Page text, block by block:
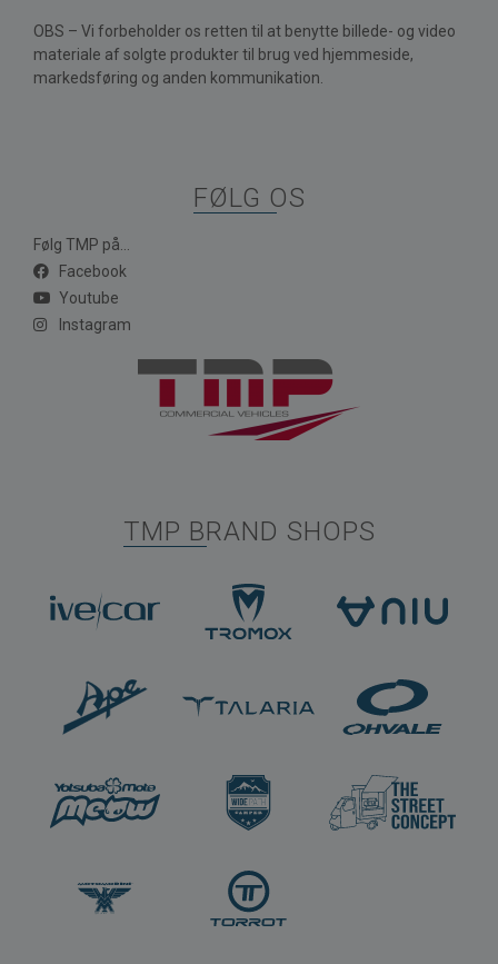
OBS – Vi forbeholder os retten til at benytte billede- og video
materiale af solgte produkter til brug ved hjemmeside,
markedsføring og anden kommunikation.
FØLG OS
Følg TMP på...
Facebook
Youtube
Instagram
TMP BRAND SHOPS